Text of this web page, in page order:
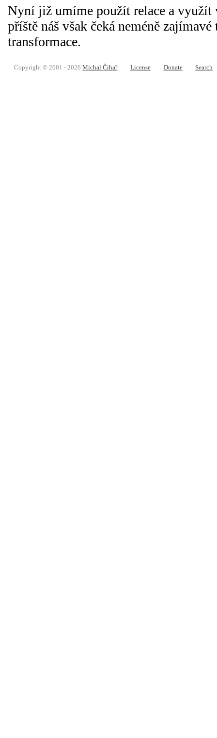
Nyní již umíme použít relace a využít
příště náš však čeká neméně
transformace.
Copyright © 2001 - 2026Michal Čihař License Donate Search